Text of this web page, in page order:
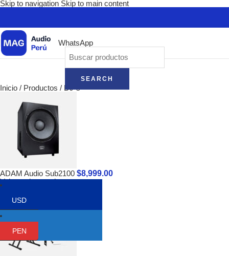
Skip to navigation Skip to main content
WhatsApp
SEARCH
Inicio / Productos / DJ´s
ADAM Audio Sub2100 $8,999.00
Volver a los productos
USD
PEN